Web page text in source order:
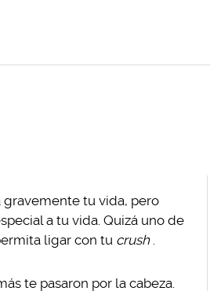
gravemente tu vida, pero
a tu vida. Quizá uno de
ligar con tu crush .
te pasaron por la cabeza.